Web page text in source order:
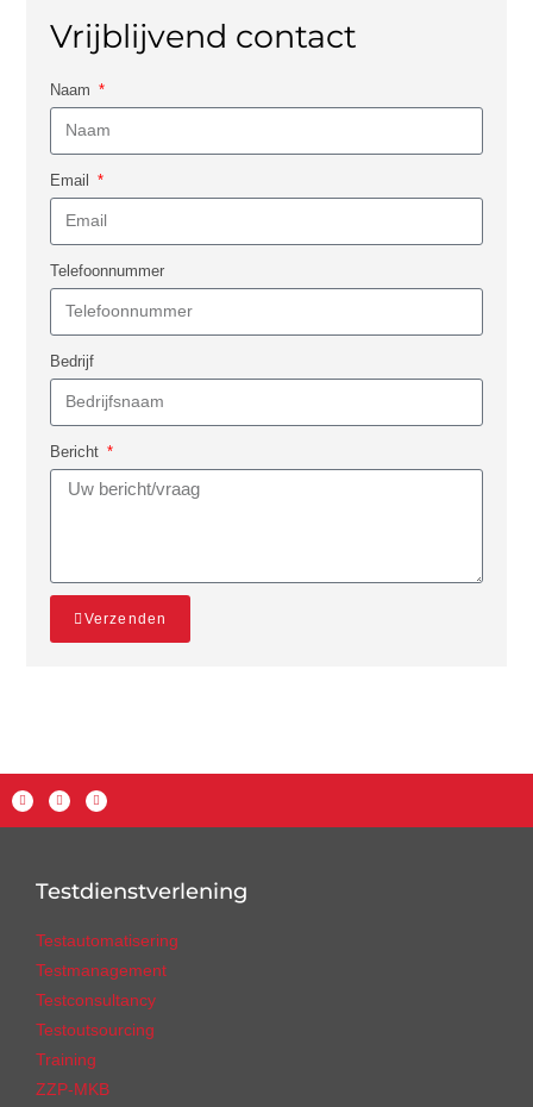
Vrijblijvend contact
Naam
Email
Telefoonnummer
Bedrijf
Bericht
Verzenden
Testdienstverlening
Testautomatisering
Testmanagement
Testconsultancy
Testoutsourcing
Training
ZZP-MKB